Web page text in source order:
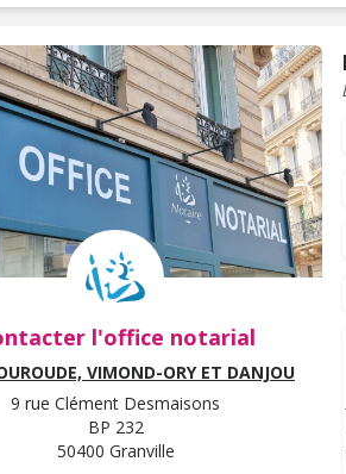
l'office notarial
VIMOND-ORY ET DANJOU
9 rue Clément Desmaisons
BP 232
50400 Granville